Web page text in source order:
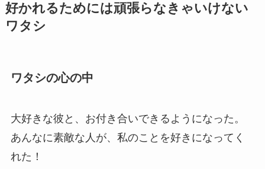
好かれるためには頑張らなきゃいけない
ワタシ
ワタシの心の中
大好きな彼と、お付き合いできるようになった。
あんなに素敵な人が、私のことを好きになってく
れた！